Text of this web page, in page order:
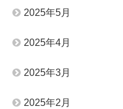
2025年5月
2025年4月
2025年3月
2025年2月